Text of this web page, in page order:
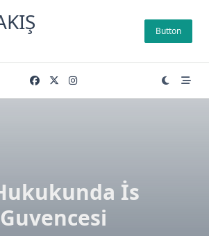
Button
İs
Guvencesi